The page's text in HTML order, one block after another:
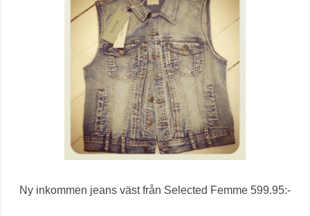
Ny inkommen jeans väst från Selected Femme 599.95:-